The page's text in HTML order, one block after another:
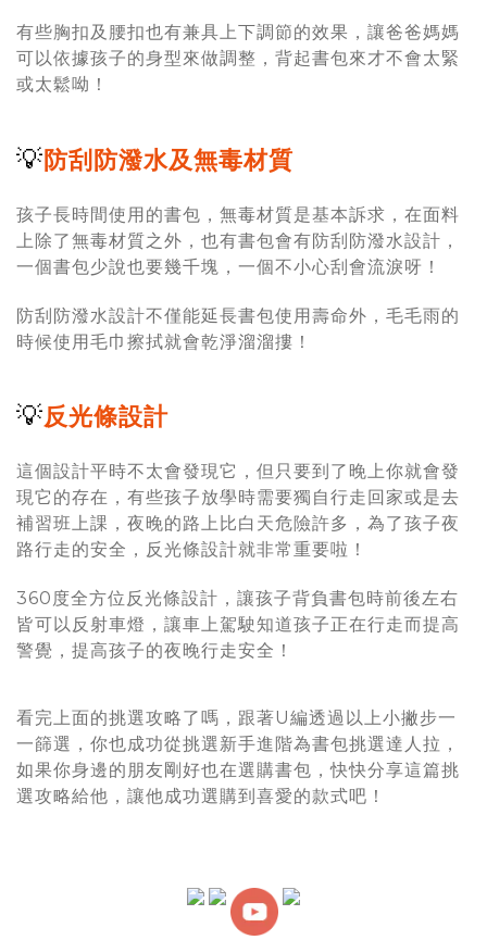
有些胸扣及腰扣也有兼具上下調節的效果，讓爸爸媽媽
可以依據孩子的身型來做調整，背起書包來才不會太緊
或太鬆呦！
💡防刮防潑水及無毒材質
孩子長時間使用的書包，無毒材質是基本訴求，在面料
上除了無毒材質之外，也有書包會有防刮防潑水設計，
一個書包少說也要幾千塊，一個不小心刮會流淚呀！
防刮防潑水設計不僅能延長書包使用壽命外，毛毛雨的
時候使用毛巾擦拭就會乾淨溜溜摟！
💡反光條設計
這個設計平時不太會發現它，但只要到了晚上你就會發
現它的存在，有些孩子放學時需要獨自行走回家或是去
補習班上課，夜晚的路上比白天危險許多，為了孩子夜
路行走的安全，反光條設計就非常重要啦！
360度全方位反光條設計，讓孩子背負書包時前後左右
皆可以反射車燈，讓車上駕駛知道孩子正在行走而提高
警覺，提高孩子的夜晚行走安全！
看完上面的挑選攻略了嗎，跟著U編透過以上小撇步一
一篩選，你也成功從挑選新手進階為書包挑選達人拉，
如果你身邊的朋友剛好也在選購書包，快快分享這篇挑
選攻略給他，讓他成功選購到喜愛的款式吧！